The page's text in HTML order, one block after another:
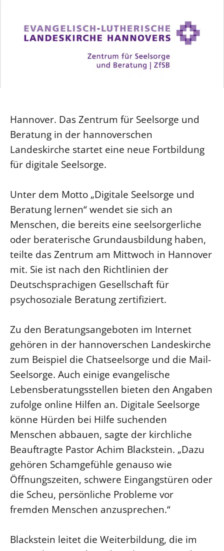
Hannover. Das Zentrum für Seelsorge und
Beratung in der hannoverschen
Landeskirche startet eine neue Fortbildung
für digitale Seelsorge.
Unter dem Motto „Digitale Seelsorge und
Beratung lernen“ wendet sie sich an
Menschen, die bereits eine seelsorgerliche
oder beraterische Grundausbildung haben,
teilte das Zentrum am Mittwoch in Hannover
mit. Sie ist nach den Richtlinien der
Deutschsprachigen Gesellschaft für
psychosoziale Beratung zertifiziert.
Zu den Beratungsangeboten im Internet
gehören in der hannoverschen Landeskirche
zum Beispiel die Chatseelsorge und die Mail-
Seelsorge. Auch einige evangelische
Lebensberatungsstellen bieten den Angaben
zufolge online Hilfen an. Digitale Seelsorge
könne Hürden bei Hilfe suchenden
Menschen abbauen, sagte der kirchliche
Beauftragte Pastor Achim Blackstein. „Dazu
gehören Schamgefühle genauso wie
Öffnungszeiten, schwere Eingangstüren oder
die Scheu, persönliche Probleme vor
fremden Menschen anzusprechen.“
Blackstein leitet die Weiterbildung, die im
Personalausschuss
LANDESKIRCHENAMT
Rechnungsprüfungsamt
Fachstelle Sexualisierte Gewalt
Beschwerdestellen
Kirchenämter
Datenschutz
Geschäftsstelle Landessynode
LANDESSYNODE
27. Landessynode
Kontakt
Hintergrund
Ehrenamt
Beruf
Freie Stellen
BIBLIOTHEK & ARCHIV
SERVICE
Älterwerden im Pfarrberuf
Beteiligungsverfahren
Beschwerdestellen
Ephoralbüro
Finanzplanung
Fundraising
Corporate Design
Lutherische Kirche
Glaubensbekenntnis
KLIMASCHUTZ
Erneuerbare Energien
Gebäude
Datenschutz
Suche